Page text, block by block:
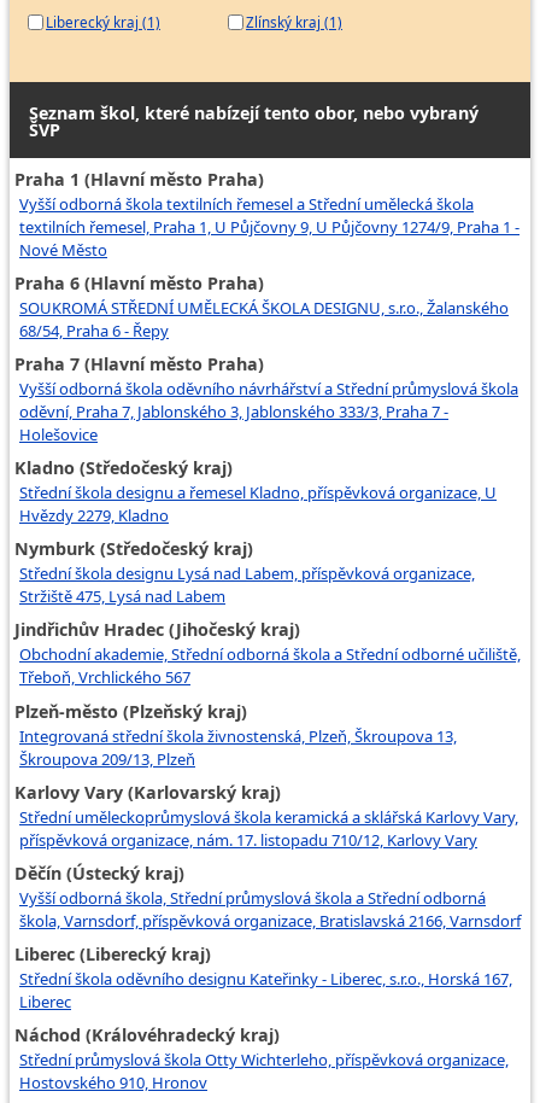
Liberecký kraj (1)
Zlínský kraj (1)
Seznam škol, které nabízejí tento obor, nebo vybraný
ŠVP
Praha 1 (Hlavní město Praha)
Vyšší odborná škola textilních řemesel a Střední umělecká škola
textilních řemesel, Praha 1, U Půjčovny 9, U Půjčovny 1274/9, Praha 1 -
Nové Město
Praha 6 (Hlavní město Praha)
SOUKROMÁ STŘEDNÍ UMĚLECKÁ ŠKOLA DESIGNU, s.r.o., Žalanského
68/54, Praha 6 - Řepy
Praha 7 (Hlavní město Praha)
Vyšší odborná škola oděvního návrhářství a Střední průmyslová škola
oděvní, Praha 7, Jablonského 3, Jablonského 333/3, Praha 7 -
Holešovice
Kladno (Středočeský kraj)
Střední škola designu a řemesel Kladno, příspěvková organizace, U
Hvězdy 2279, Kladno
Nymburk (Středočeský kraj)
Střední škola designu Lysá nad Labem, příspěvková organizace,
Stržiště 475, Lysá nad Labem
Jindřichův Hradec (Jihočeský kraj)
Obchodní akademie, Střední odborná škola a Střední odborné učiliště,
Třeboň, Vrchlického 567
Plzeň-město (Plzeňský kraj)
Integrovaná střední škola živnostenská, Plzeň, Škroupova 13,
Škroupova 209/13, Plzeň
Karlovy Vary (Karlovarský kraj)
Střední uměleckoprůmyslová škola keramická a sklářská Karlovy Vary,
příspěvková organizace, nám. 17. listopadu 710/12, Karlovy Vary
Děčín (Ústecký kraj)
Vyšší odborná škola, Střední průmyslová škola a Střední odborná
škola, Varnsdorf, příspěvková organizace, Bratislavská 2166, Varnsdorf
Liberec (Liberecký kraj)
Střední škola oděvního designu Kateřinky - Liberec, s.r.o., Horská 167,
Liberec
Náchod (Královéhradecký kraj)
Střední průmyslová škola Otty Wichterleho, příspěvková organizace,
Hostovského 910, Hronov